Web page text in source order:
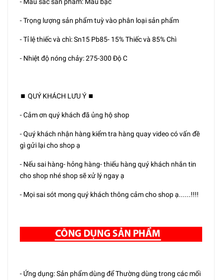
- Màu sắc sản phẩm: Màu bạc
- Trọng lượng sản phẩm tuỳ vào phân loại sản phẩm
- Tỉ lệ thiếc và chì: Sn15 Pb85- 15% Thiếc và 85% Chì
- Nhiệt độ nóng chảy: 275-300 Độ C
⏹️ QUÝ KHÁCH LƯU Ý ⏹️
- Cảm ơn quý khách đã ủng hộ shop
- Quý khách nhận hàng kiểm tra hàng quay video có vấn đề
gì gửi lại cho shop ạ
- Nếu sai hàng- hỏng hàng- thiếu hàng quý khách nhắn tin
cho shop nhé shop sẽ xử lý ngay ạ
- Mọi sai sót mong quý khách thông cảm cho shop ạ......!!!!
- Ứng dụng: Sản phẩm dùng để Thường dùng trong các mối